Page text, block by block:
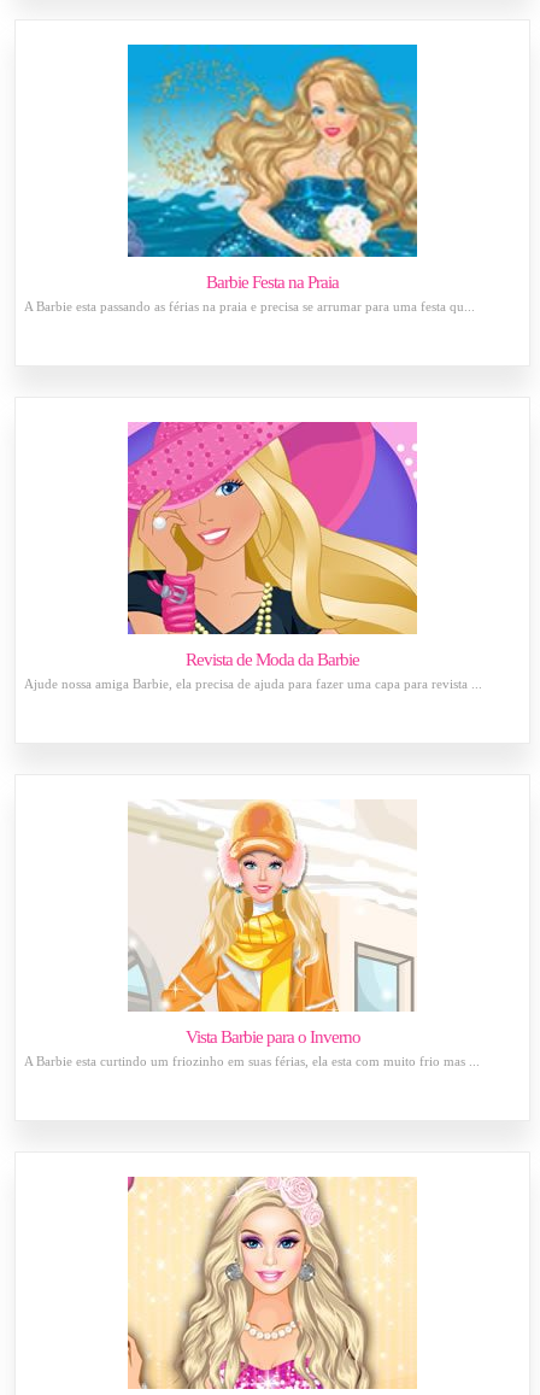
Barbie Festa na Praia
A Barbie esta passando as férias na praia e precisa se arrumar para uma festa qu...
Revista de Moda da Barbie
Ajude nossa amiga Barbie, ela precisa de ajuda para fazer uma capa para revista ...
Vista Barbie para o Inverno
A Barbie esta curtindo um friozinho em suas férias, ela esta com muito frio mas ...